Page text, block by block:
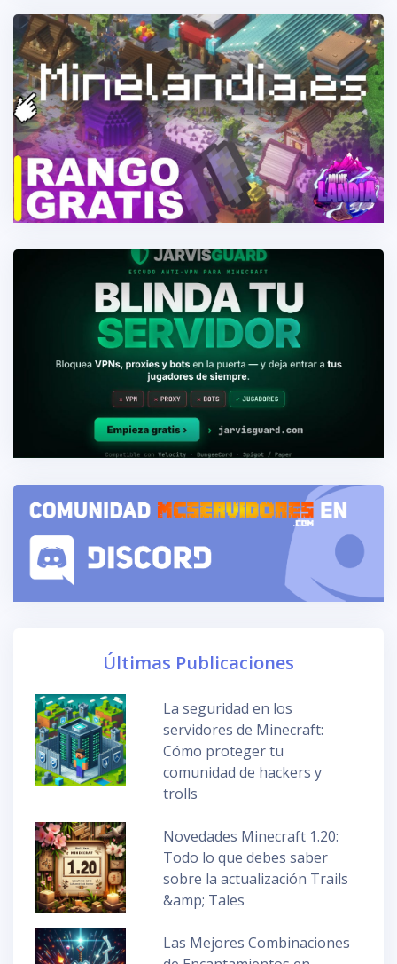
Últimas Publicaciones
La seguridad en los
servidores de Minecraft:
Cómo proteger tu
comunidad de hackers y
trolls
Novedades Minecraft 1.20:
Todo lo que debes saber
sobre la actualización Trails
&amp; Tales
Las Mejores Combinaciones